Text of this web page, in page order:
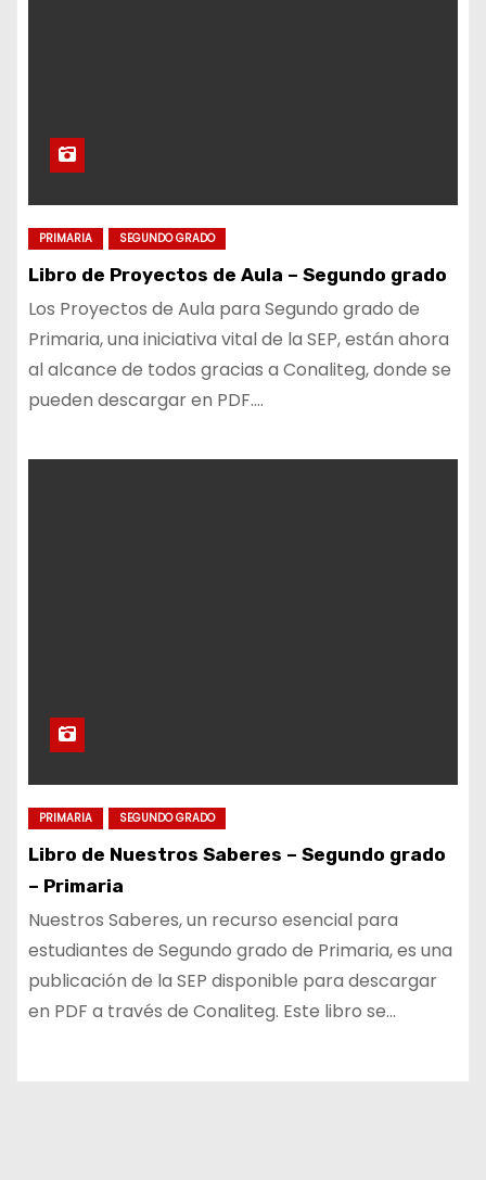
PRIMARIA SEGUNDO GRADO
Libro de Proyectos de Aula – Segundo grado
Los Proyectos de Aula para Segundo grado de
Primaria, una iniciativa vital de la SEP, están ahora
al alcance de todos gracias a Conaliteg, donde se
pueden descargar en PDF.…
PRIMARIA SEGUNDO GRADO
Libro de Nuestros Saberes – Segundo grado
– Primaria
Nuestros Saberes, un recurso esencial para
estudiantes de Segundo grado de Primaria, es una
publicación de la SEP disponible para descargar
en PDF a través de Conaliteg. Este libro se…